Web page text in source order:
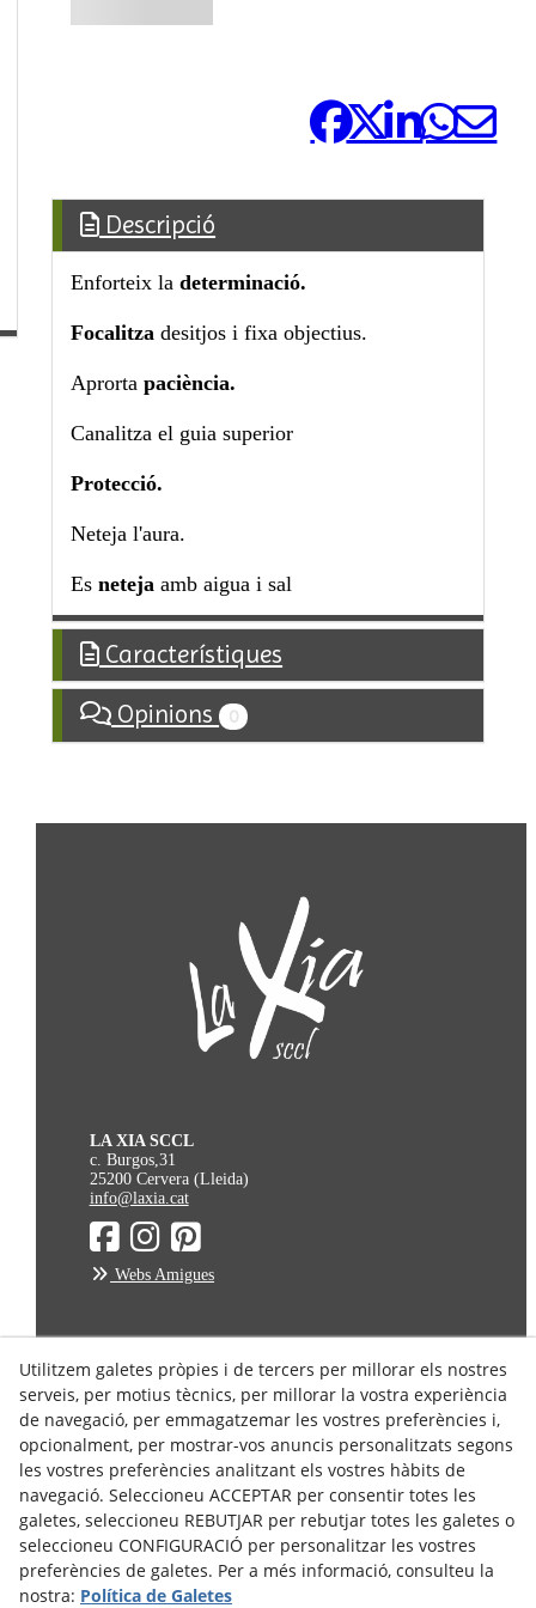
Descripció
Enforteix ladeterminació.
Focalitza desitjos i fixa objectius.
Aprortapaciència.
Canalitza el guia superior
Protecció.
Neteja l'aura.
Esneteja amb aigua i sal
Característiques
Opinions 0
LA XIA SCCL
c. Burgos,31
25200 Cervera (Lleida)
info@laxia.cat
Webs Amigues
Avís Legal
Política de Privacitat
Política de Cookies
Condicions de Compra
Condicions d'enviament
Dret de Desistiment
Utilitzem galetes pròpies i de tercers per millorar els nostres
serveis, per motius tècnics, per millorar la vostra experiència
de navegació, per emmagatzemar les vostres preferències i,
opcionalment, per mostrar-vos anuncis personalitzats segons
les vostres preferències analitzant els vostres hàbits de
navegació. Seleccioneu ACCEPTAR per consentir totes les
galetes, seleccioneu REBUTJAR per rebutjar totes les galetes o
seleccioneu CONFIGURACIÓ per personalitzar les vostres
preferències de galetes. Per a més informació, consulteu la
nostra: Política de Galetes